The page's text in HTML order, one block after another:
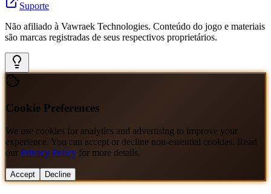
Suporte
Não afiliado à Vawraek Technologies. Conteúdo do jogo e materiais
são marcas registradas de seus respectivos proprietários.
Cookie Preferences
We use cookies for analytics and advertising to improve your
experience. You can accept or decline non-essential cookies. Read
our Privacy Policy for more details.
Accept Decline